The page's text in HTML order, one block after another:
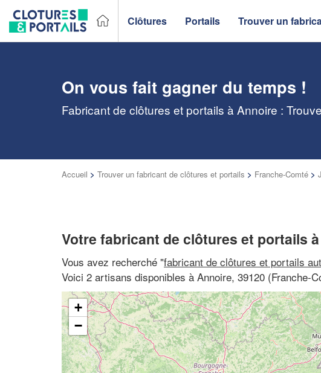
Clôtures Portails Trouver un
On vous fait gagner du temps !
Fabricant de clôtures et portails à Annoire :
Accueil > Trouver un fabricant de clôtures et portails > Franche-Comté >
Votre fabricant de clôtures et portails
Vous avez recherché "fabricant de clôtures et portails
Voici 2 artisans disponibles à Annoire, 39120 (Franche-
+
−